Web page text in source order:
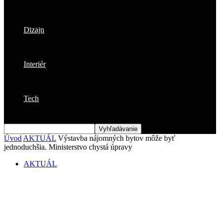
Dizajn
Interiér
Tech
Úvod AKTUÁL Výstavba nájomných bytov môže byť
jednoduchšia. Ministerstvo chystá úpravy
AKTUÁL